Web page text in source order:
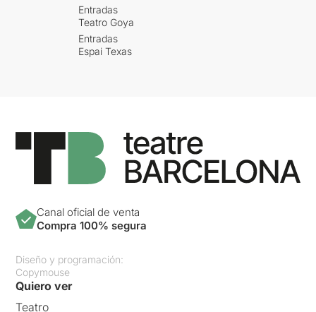
Entradas
Teatro Goya
Entradas
Espai Texas
Canal oficial de venta
Compra 100% segura
Diseño y programación:
Copymouse
Quiero ver
Teatro